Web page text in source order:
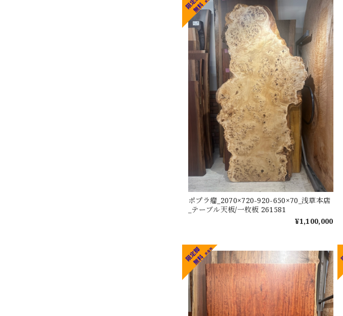
ポプラ瘤_2070×720-920-650×70_浅草本店
_テーブル天板/一枚板 261581
¥1,100,000